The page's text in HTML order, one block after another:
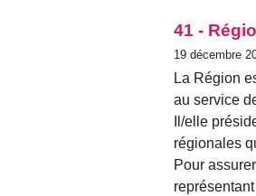
41 -
19 décembre
La Région
au service
Il/elle
régionales
Pour